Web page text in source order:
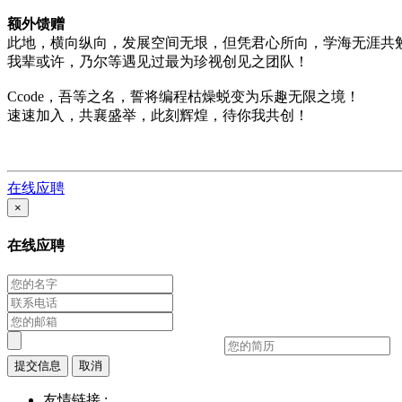
额外馈赠
此地，横向纵向，发展空间无垠，但凭君心所向，学海无涯共
我辈或许，乃尔等遇见过最为珍视创见之团队！
Ccode，吾等之名，誓将编程枯燥蜕变为乐趣无限之境！
速速加入，共襄盛举，此刻辉煌，待你我共创！
在线应聘
×
在线应聘
提交信息 取消